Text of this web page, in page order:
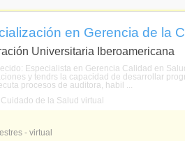
en Gerencia de la
Universitaria Iberoamericana
Especialista en Gerencia Calidad en
y tendrs la capacidad de desarrollar
procesos de auditora, habil ...
de la Salud virtual
- virtual